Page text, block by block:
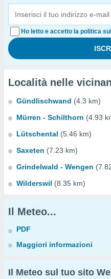
Ho letto e accetto la politica
Località nelle
Gündlischwand (4.3 km)
Mürren - Schilthorn (4.93
Lütschental (5.46 km)
Saxeten (7.23 km)
Grindelwald - Wengen
Wilderswil (8.35 km)
Il Meteo...
PDF
Maggiori informazioni
Il Meteo sul tuo sito